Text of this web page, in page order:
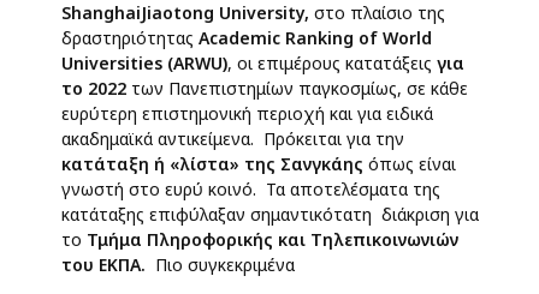
ShanghaiJiaotong University, στο πλαίσιο της
δραστηριότητας Academic Ranking of World
Universities (ARWU), οι επιμέρους κατατάξεις για
το 2022 των Πανεπιστημίων παγκοσμίως, σε κάθε
ευρύτερη επιστημονική περιοχή και για ειδικά
ακαδημαϊκά αντικείμενα. Πρόκειται για την
κατάταξη ή «λίστα» της Σανγκάης όπως είναι
γνωστή στο ευρύ κοινό. Τα αποτελέσματα της
κατάταξης επιφύλαξαν σημαντικότατη διάκριση για
το Τμήμα Πληροφορικής και Τηλεπικοινωνιών
του ΕΚΠΑ. Πιο συγκεκριμένα